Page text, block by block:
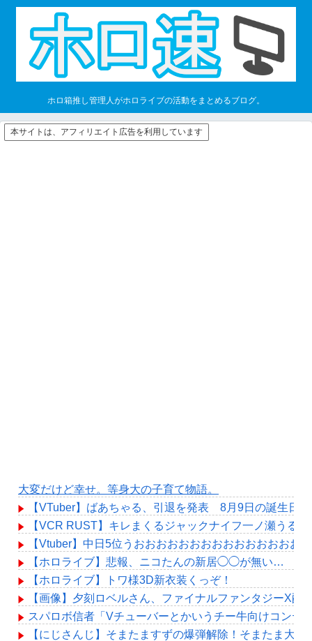
ホロ箱推し管理人がホロライブの活動をまとめるブログ。
本サイトは、アフィリエイト広告を利用しています
大変だけど幸せ。等身大の子育て物語。
【VTuber】ばあちゃる、引退を発表 8月9日の誕生日
【VCR RUST】キレまくるジャックナイフ一ノ瀬うる
【Vtuber】中日5位うおおおおおおおおおおおおおおおお
【ホロライブ】悲報、ニコたんの新居◯◯が無い…
【ホロライブ】トワ様3D新衣装くっぞ！
【画像】夕刻ロベルさん、ファイナルファンタジーX配
スパロボ信者「Vチューバーとかいうチー牛向けコン
【にじさんじ】そまたますずの爆弾解除！そまたま大げ